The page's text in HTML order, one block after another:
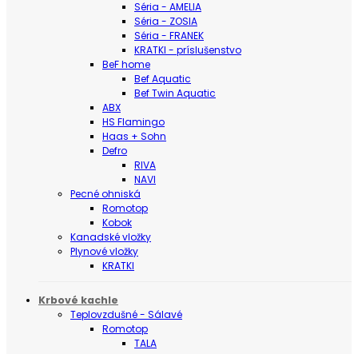
Séria - AMELIA
Séria - ZOSIA
Séria - FRANEK
KRATKI - príslušenstvo
BeF home
Bef Aquatic
Bef Twin Aquatic
ABX
HS Flamingo
Haas + Sohn
Defro
RIVA
NAVI
Pecné ohniská
Romotop
Kobok
Kanadské vložky
Plynové vložky
KRATKI
Krbové kachle
Teplovzdušné - Sálavé
Romotop
TALA